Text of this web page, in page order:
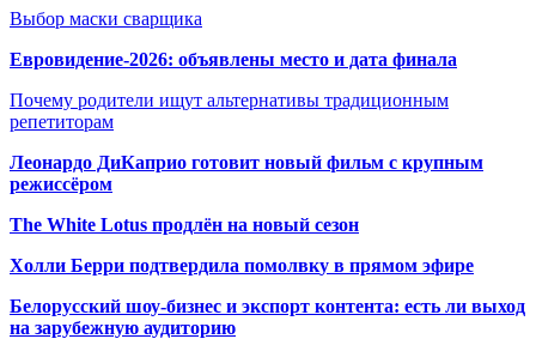
Выбор маски сварщика
Евровидение-2026: объявлены место и дата финала
Почему родители ищут альтернативы традиционным
репетиторам
Леонардо ДиКаприо готовит новый фильм с крупным
режиссёром
The White Lotus продлён на новый сезон
Холли Берри подтвердила помолвку в прямом эфире
Белорусский шоу-бизнес и экспорт контента: есть ли выход
на зарубежную аудиторию